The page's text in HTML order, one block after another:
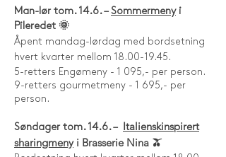
Man-lør tom. 14.6. – Sommermenyi
Pileredet 🌞
Åpent mandag-lørdag med bordsetning
hvert kvarter mellom 18.00-19.45 .
5-retters Engømeny - 1 095,- per person.
9-retters gourmetmeny - 1 695,- per
person.
Søndager tom. 14.6. – Italienskinspirert
sharingmenyi Brasserie Nina 🫒